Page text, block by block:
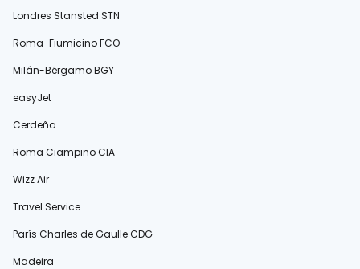
Londres Stansted STN
Roma-Fiumicino FCO
Milán-Bérgamo BGY
easyJet
Cerdeña
Roma Ciampino CIA
Wizz Air
Travel Service
París Charles de Gaulle CDG
Madeira